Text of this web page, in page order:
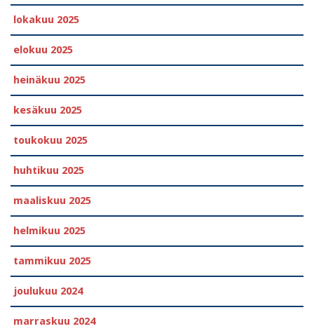
lokakuu 2025
elokuu 2025
heinäkuu 2025
kesäkuu 2025
toukokuu 2025
huhtikuu 2025
maaliskuu 2025
helmikuu 2025
tammikuu 2025
joulukuu 2024
marraskuu 2024